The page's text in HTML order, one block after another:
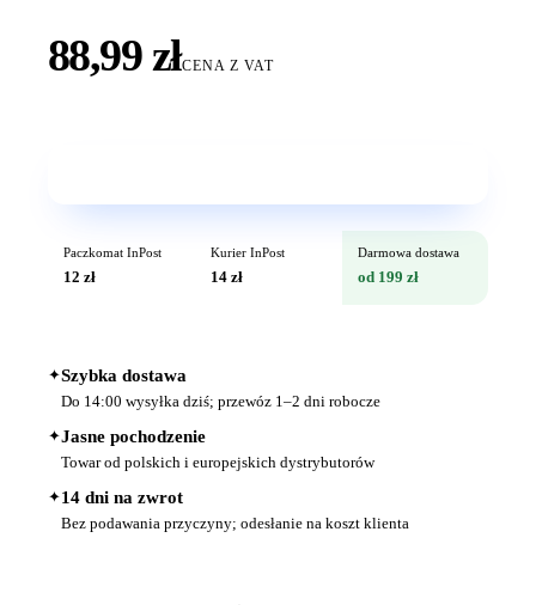
88,99 złCENA Z VAT
Paczkomat InPost
12 zł
Kurier InPost
14 zł
Darmowa dostawa
od 199 zł
✦Szybka dostawa
Do 14:00 wysyłka dziś; przewóz 1–2 dni robocze
✦Jasne pochodzenie
Towar od polskich i europejskich dystrybutorów
✦14 dni na zwrot
Bez podawania przyczyny; odesłanie na koszt klienta